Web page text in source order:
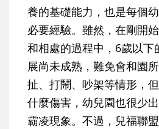
養的基礎能力，也是每個
必要經驗。雖然，在剛開
和相處的過程中，6歲以下
展尚未成熟，難免會和園
扯、打鬧、吵架等情形，
什麼傷害，幼兒園也很少
霸凌現象。不過，兒福聯